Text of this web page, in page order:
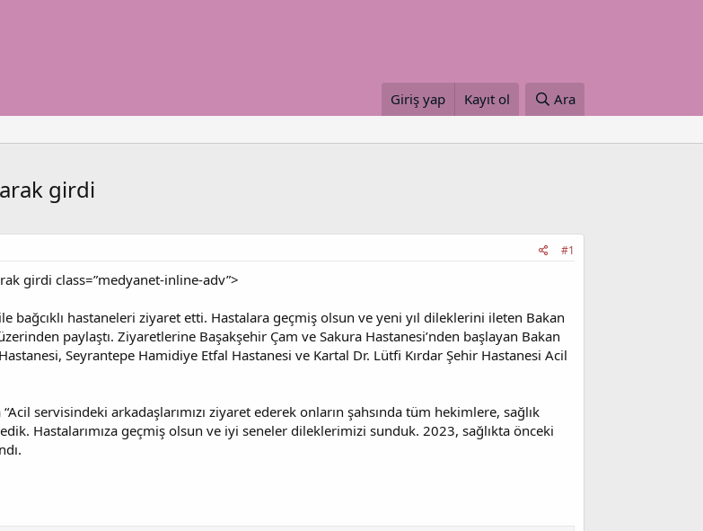
Giriş yap Kayıt ol Ara
girdi
#1
girdi class=”medyanet-inline-adv”>
bağcıklı hastaneleri ziyaret etti. Hastalara geçmiş olsun ve yeni yıl dileklerini ileten Bakan
paylaştı. Ziyaretlerine Başakşehir Çam ve Sakura Hastanesi’nden başlayan Bakan
Seyrantepe Hamidiye Etfal Hastanesi ve Kartal Dr. Lütfi Kırdar Şehir Hastanesi Acil
servisindeki arkadaşlarımızı ziyaret ederek onların şahsında tüm hekimlere, sağlık
Hastalarımıza geçmiş olsun ve iyi seneler dileklerimizi sunduk. 2023, sağlıkta önceki